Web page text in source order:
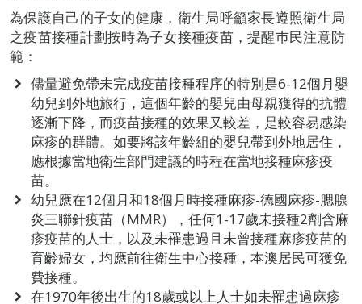
為保護自己的子女的健康，衛生局呼籲家長遵照衛生局
之疫苗接種計劃按時為子女接種疫苗，提醒巿民注意防
範：
儘量避免帶未完成疫苗接種程序的特別是6-12個月嬰
幼兒到外地旅行，這個年齡的嬰兒由母親獲得的抗體
逐漸下降，而疫苗接種的效果又較差，是較容易感染
麻疹的群體。如要將該年齡組的嬰兒帶到外地居住，
應根據當地衛生部門建議的時程在當地接種麻疹疫
苗。
幼兒應在12個月和18個月時接種麻疹-德國麻疹-腮腺
炎三聯針疫苗（MMR），任何1-17歲未接種2劑含麻
疹疫苗的人士，以及未罹患過且未曾接種麻疹疫苗的
育齡婦女，均應前往衛生中心接種，本澳居民可獲免
費接種。
在1970年後出生的18歲或以上人士如未罹患過麻疹